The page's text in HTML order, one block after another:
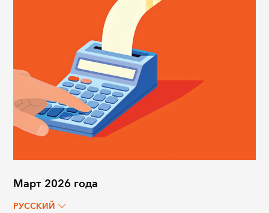
Март 2026 года
РУССКИЙ